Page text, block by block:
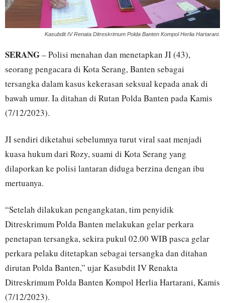
Kasubdit IV Renata Ditreskrimum Polda Banten Kompol Herlia Hartarani.
SERANG– Polisi menahan dan menetapkan JI (43),
seorang pengacara di Kota Serang, Banten sebagai
tersangka dalam kasus kekerasan seksual kepada anak di
bawah umur. Ia ditahan di Rutan Polda Banten pada Kamis
(7/12/2023).
JI sendiri diketahui sebelumnya turut viral saat menjadi
kuasa hukum dari Rozy, suami di Kota Serang yang
dilaporkan ke polisi lantaran diduga berzina dengan ibu
mertuanya.
“Setelah dilakukan pengangkatan, tim penyidik
Ditreskrimum Polda Banten melakukan gelar perkara
penetapan tersangka, sekira pukul 02.00 WIB pasca gelar
perkara pelaku ditetapkan sebagai tersangka dan ditahan
dirutan Polda Banten,” ujar Kasubdit IV Renakta
Ditreskrimum Polda Banten Kompol Herlia Hartarani, Kamis
(7/12/2023).